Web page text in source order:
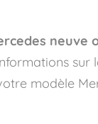
neuve
modèle